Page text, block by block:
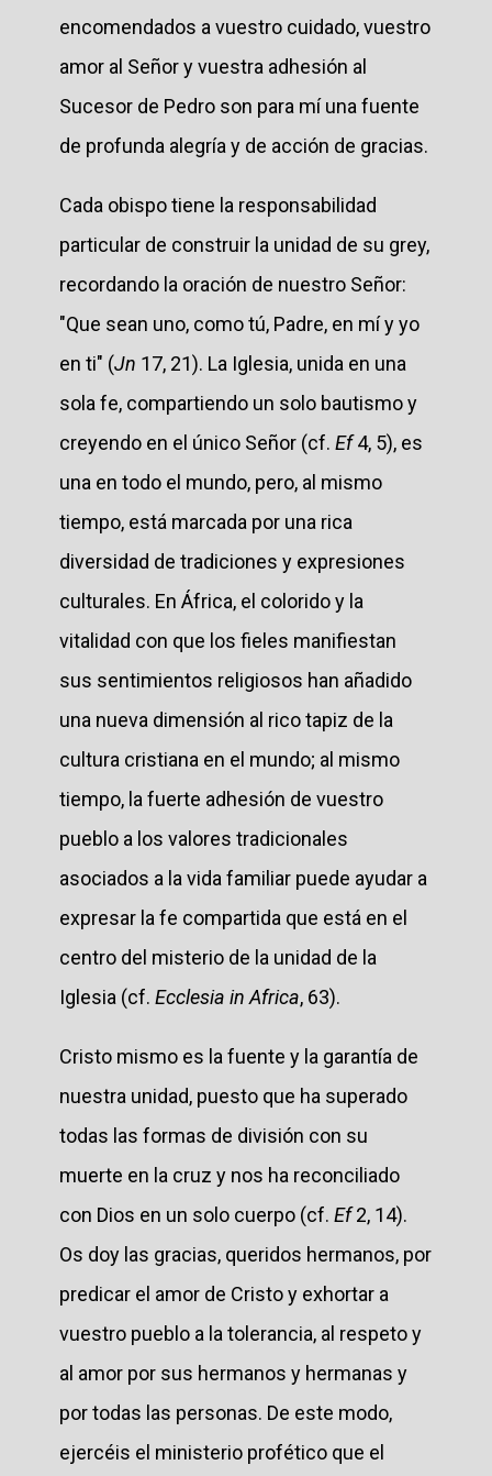
encomendados a vuestro cuidado, vuestro
amor al Señor y vuestra adhesión al
Sucesor de Pedro son para mí una fuente
de profunda alegría y de acción de gracias.
Cada obispo tiene la responsabilidad
particular de construir la unidad de su grey,
recordando la oración de nuestro Señor:
"Que sean uno, como tú, Padre, en mí y yo
en ti" (Jn 17, 21). La Iglesia, unida en una
sola fe, compartiendo un solo bautismo y
creyendo en el único Señor (cf. Ef4, 5), es
una en todo el mundo, pero, al mismo
tiempo, está marcada por una rica
diversidad de tradiciones y expresiones
culturales. En África, el colorido y la
vitalidad con que los fieles manifiestan
sus sentimientos religiosos han añadido
una nueva dimensión al rico tapiz de la
cultura cristiana en el mundo; al mismo
tiempo, la fuerte adhesión de vuestro
pueblo a los valores tradicionales
asociados a la vida familiar puede ayudar a
expresar la fe compartida que está en el
centro del misterio de la unidad de la
Iglesia (cf. Ecclesia in Africa, 63).
Cristo mismo es la fuente y la garantía de
nuestra unidad, puesto que ha superado
todas las formas de división con su
muerte en la cruz y nos ha reconciliado
con Dios en un solo cuerpo (cf. Ef2, 14).
Os doy las gracias, queridos hermanos, por
predicar el amor de Cristo y exhortar a
vuestro pueblo a la tolerancia, al respeto y
al amor por sus hermanos y hermanas y
por todas las personas. De este modo,
ejercéis el ministerio profético que el